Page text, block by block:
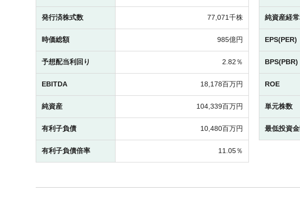
発行済株式数 77,071千株
時価総額 985億円
予想配当利回り 2.82％
EBITDA 18,178百万円
純資産 104,339百万円
有利子負債 10,480百万円
有利子負債倍率 11.05％
純資産経
EPS(PER)
BPS(PBR)
ROE
単元株数
最低投資